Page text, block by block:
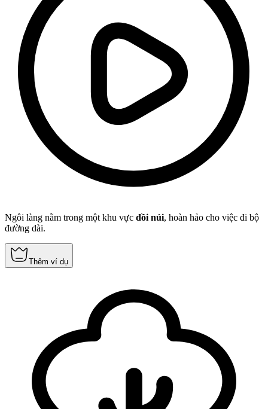
Ngôi làng nằm trong một khu vực đồi núi, hoàn hảo cho việc đi bộ
đường dài.
Thêm ví dụ